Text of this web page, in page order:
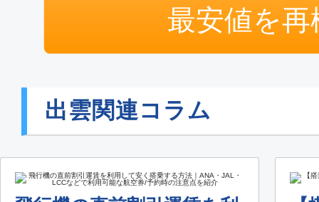
最安値を再
出雲関連コラム